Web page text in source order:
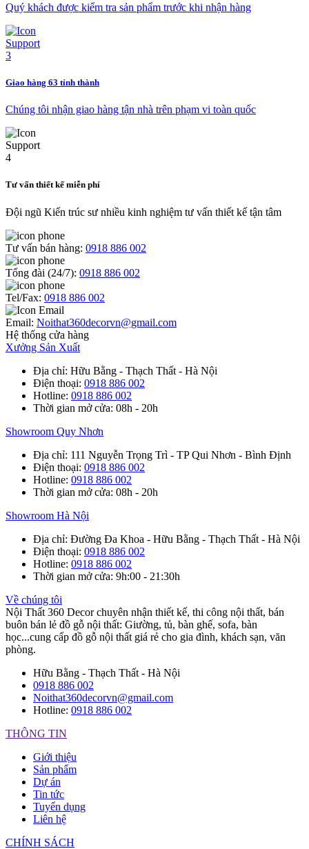
Quý khách được kiểm tra sản phẩm trước khi nhận hàng
Giao hàng 63 tỉnh thành
Chúng tôi nhận giao hàng tận nhà trên phạm vi toàn quốc
Tư vấn thiết kế miễn phí
Đội ngũ Kiến trúc sư nhiều kinh nghiệm tư vấn thiết kế tận tâm
Tư vấn bán hàng: 0918 886 002
Tổng đài (24/7): 0918 886 002
Tel/Fax: 0918 886 002
Email: Noithat360decorvn@gmail.com
Hệ thống cửa hàng
Xưởng Sản Xuất
Địa chỉ: Hữu Bằng - Thạch Thất - Hà Nội
Điện thoại: 0918 886 002
Hotline: 0918 886 002
Thời gian mở cửa: 08h - 20h
Showroom Quy Nhơn
Địa chỉ: 111 Nguyễn Trọng Trì - TP Qui Nhơn - Bình Định
Điện thoại: 0918 886 002
Hotline: 0918 886 002
Thời gian mở cửa: 08h - 20h
Showroom Hà Nội
Địa chỉ: Đường Đa Khoa - Hữu Bằng - Thạch Thất - Hà Nội
Điện thoại: 0918 886 002
Hotline: 0918 886 002
Thời gian mở cửa: 9h:00 - 21:30h
Về chúng tôi
Nội Thất 360 Decor chuyên nhận thiết kế, thi công nội thất, bán
buôn bán lẻ đồ gỗ nội thất: Giường, tủ, bàn ghế, sofa, bàn
học...cung cấp đồ gỗ nội thất giá rẻ cho gia đình, khách sạn, văn
phòng.
Hữu Bằng - Thạch Thất - Hà Nội
0918 886 002
Noithat360decorvn@gmail.com
Hotline: 0918 886 002
THÔNG TIN
Giới thiệu
Sản phẩm
Dự án
Tin tức
Tuyển dụng
Liên hệ
CHÍNH SÁCH